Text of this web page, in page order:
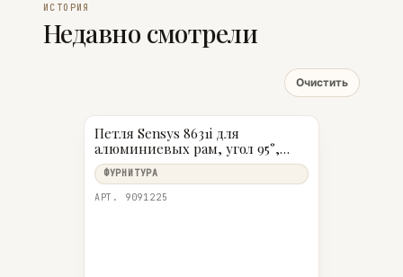
ИСТОРИЯ
Недавно смотрели
Очистить
Петля Sensys 8631i для
алюминиевых рам, угол 95°,
чашка TA32, навеска на среднюю
стенку (B 3), черный обсидиан
ФУРНИТУРА
АРТ. 9091225